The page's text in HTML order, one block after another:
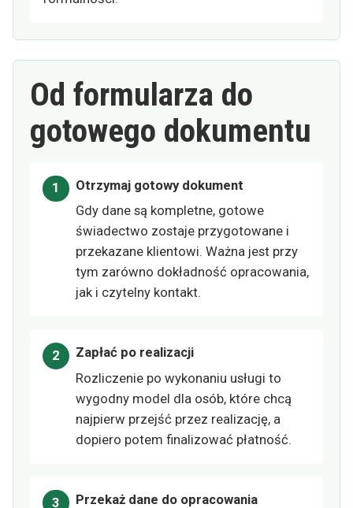
Od formularza do
gotowego dokumentu
Otrzymaj gotowy dokument
Gdy dane są kompletne, gotowe
świadectwo zostaje przygotowane i
przekazane klientowi. Ważna jest przy
tym zarówno dokładność opracowania,
jak i czytelny kontakt.
Zapłać po realizacji
Rozliczenie po wykonaniu usługi to
wygodny model dla osób, które chcą
najpierw przejść przez realizację, a
dopiero potem finalizować płatność.
Przekaż dane do opracowania